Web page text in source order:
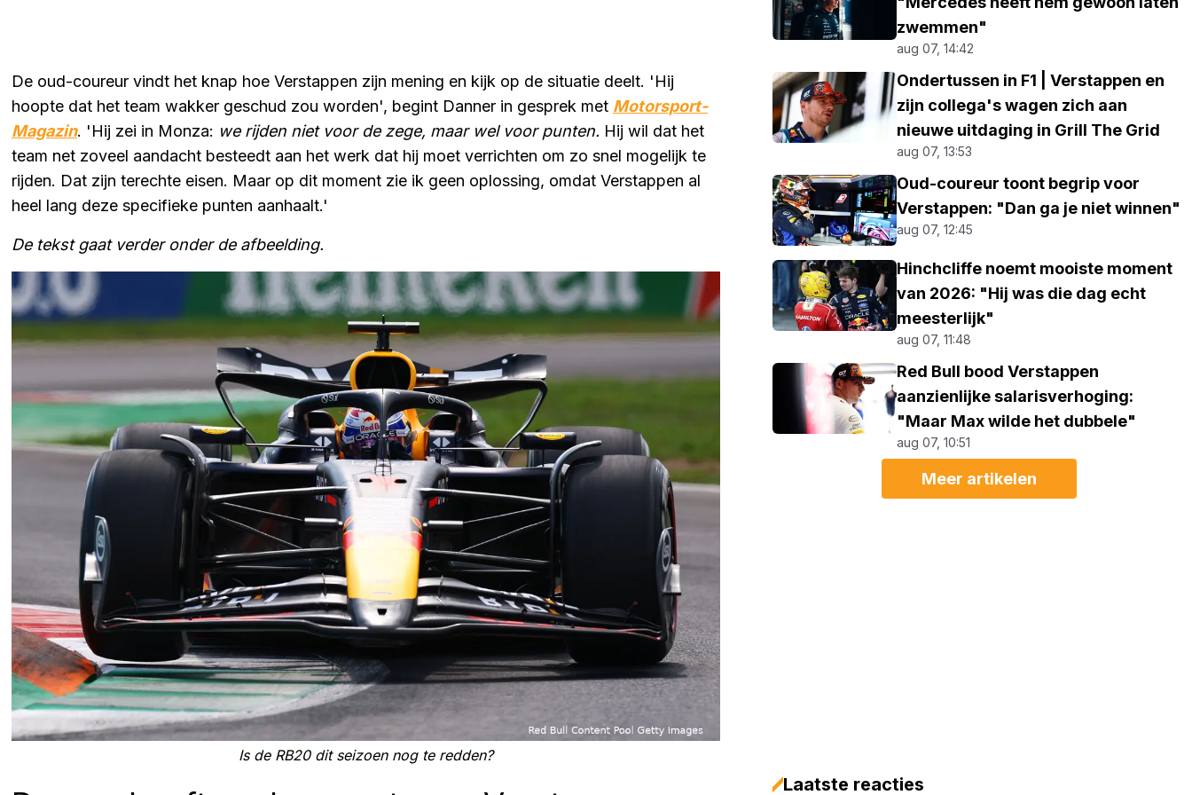
De oud-coureur vindt het knap hoe Verstappen zijn mening en kijk op de situatie deelt. 'Hij
hoopte dat het team wakker geschud zou worden', begint Danner in gesprek met Motorsport-
Magazin. 'Hij zei in Monza: we rijden niet voor de zege, maar wel voor punten. Hij wil dat het
team net zoveel aandacht besteedt aan het werk dat hij moet verrichten om zo snel mogelijk te
rijden. Dat zijn terechte eisen. Maar op dit moment zie ik geen oplossing, omdat Verstappen al
heel lang deze specifieke punten aanhaalt.'
De tekst gaat verder onder de afbeelding.
Is de RB20 dit seizoen nog te redden?
zwemmen"
aug 07, 14:42
Ondertussen in F1 | Verstappen en
zijn collega's wagen zich aan
nieuwe uitdaging in Grill The Grid
aug 07, 13:53
Oud-coureur toont begrip voor
Verstappen: "Dan ga je niet winnen"
aug 07, 12:45
Hinchcliffe noemt mooiste moment
van 2026: "Hij was die dag echt
meesterlijk"
aug 07, 11:48
Red Bull bood Verstappen
aanzienlijke salarisverhoging:
"Maar Max wilde het dubbele"
aug 07, 10:51
Meer artikelen
Laatste reacties